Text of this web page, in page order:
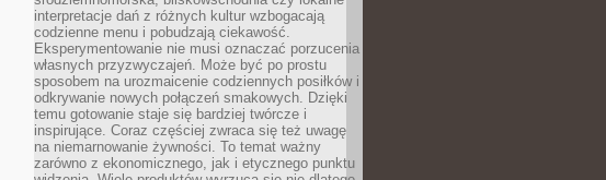
interpretacje dań z różnych kultur wzbogacają
codzienne menu i pobudzają ciekawość.
Eksperymentowanie nie musi oznaczać porzucenia
własnych przyzwyczajeń. Może być po prostu
sposobem na urozmaicenie codziennych posiłków i
odkrywanie nowych połączeń smakowych. Dzięki
temu gotowanie staje się bardziej twórcze i
inspirujące. Coraz częściej zwraca się też uwagę
na niemarnowanie żywności. To temat ważny
zarówno z ekonomicznego, jak i etycznego punktu